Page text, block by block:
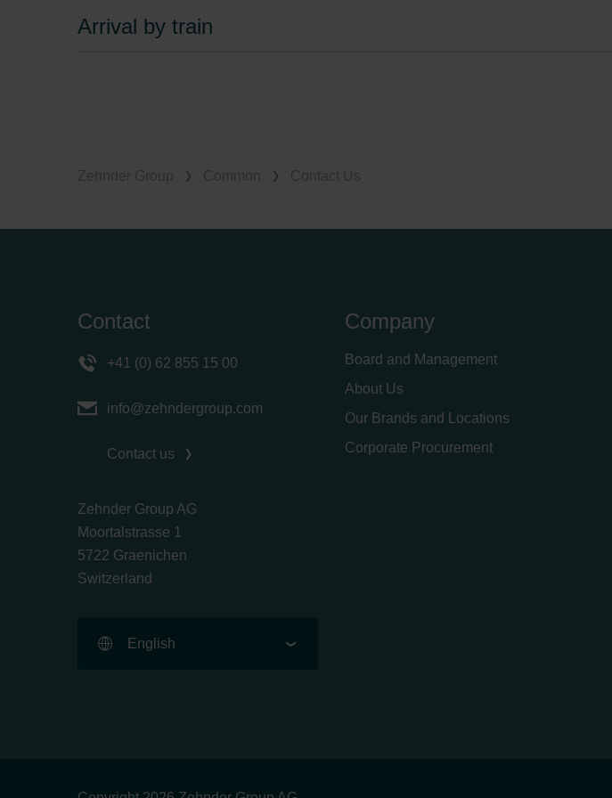
Arrival by train
Contact
+41 (0) 62 855 15 00
info@zehndergroup.com
Contact us
Zehnder Group AG
Moortalstrasse 1
5722 Graenichen
Switzerland
English
Company
Board and Management
About Us
Our Brands and Locations
Corporate Procurement